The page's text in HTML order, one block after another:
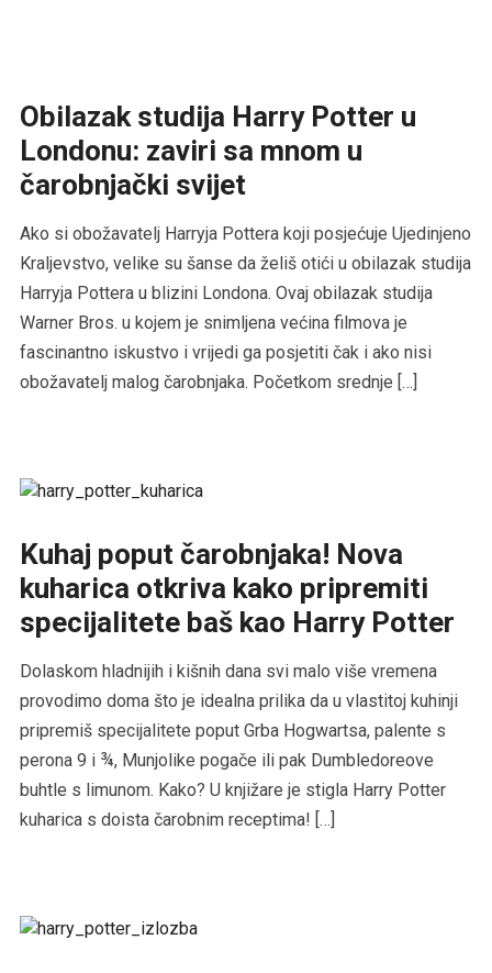
Obilazak studija Harry Potter u
Londonu: zaviri sa mnom u
čarobnjački svijet
Ako si obožavatelj Harryja Pottera koji posjećuje Ujedinjeno
Kraljevstvo, velike su šanse da želiš otići u obilazak studija
Harryja Pottera u blizini Londona. Ovaj obilazak studija
Warner Bros. u kojem je snimljena većina filmova je
fascinantno iskustvo i vrijedi ga posjetiti čak i ako nisi
obožavatelj malog čarobnjaka. Početkom srednje […]
Kuhaj poput čarobnjaka! Nova
kuharica otkriva kako pripremiti
specijalitete baš kao Harry Potter
Dolaskom hladnijih i kišnih dana svi malo više vremena
provodimo doma što je idealna prilika da u vlastitoj kuhinji
pripremiš specijalitete poput Grba Hogwartsa, palente s
perona 9 i ¾, Munjolike pogače ili pak Dumbledoreove
buhtle s limunom. Kako? U knjižare je stigla Harry Potter
kuharica s doista čarobnim receptima! […]